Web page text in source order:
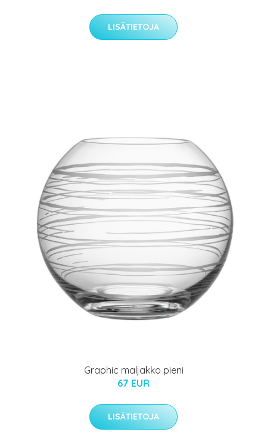
LISÄTIETOJA
Graphic maljakko pieni
67 EUR
LISÄTIETOJA